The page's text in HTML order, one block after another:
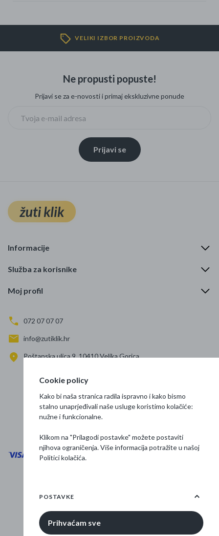
VELIKI IZBOR PROIZVODA
Ne propusti popuste!
Prijavi se za e-novosti i primaj ekskluzivne ponude
Prijavi se
žuti klik
Informacije
Služba za korisnike
Moj profil
072 07 07 07
info@zutiklik.hr
Poštanska ulica 9, 10410 Velika Gorica
Prati nas
Osnovne informacije
© 2026 Žuti klik
Cookie policy
Kako bi naša stranica radila ispravno i kako bismo
stalno unaprjeđivali naše usluge koristimo kolačiće:
nužne i funkcionalne.
Klikom na "Prilagodi postavke" možete postaviti
njihova ograničenja. Više informacija potražite u našoj
Politici kolačića.
POSTAVKE
Prihvaćam sve